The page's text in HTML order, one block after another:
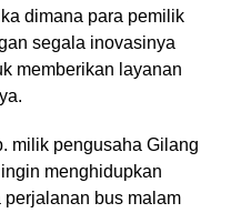
dimana para pemilik
segala inovasinya
memberikan layanan
milik pengusaha Gilang
menghidupkan
bus malam